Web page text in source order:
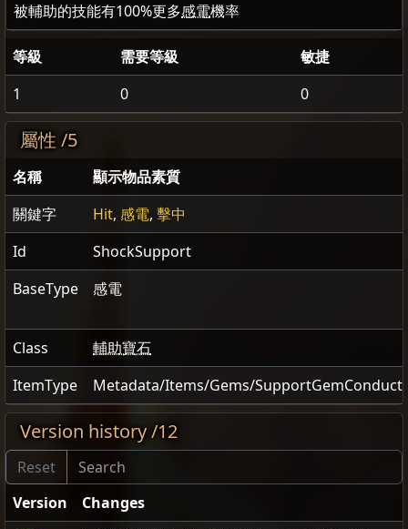
被輔助的技能有100%更多感電機率
等級 需要等級
敏捷
1
0 0
屬性 /5
名稱
顯示物品素質
關鍵字
Hit, 感電, 擊中
Id
ShockSupport
BaseType
感電
Class
輔助寶石
ItemType
Metadata/Items/Gems/
Version history /12
Version
Changes